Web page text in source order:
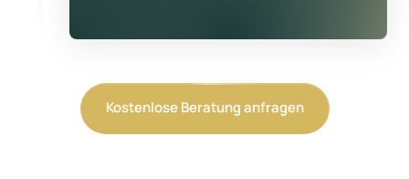
Kostenlose Beratung anfragen